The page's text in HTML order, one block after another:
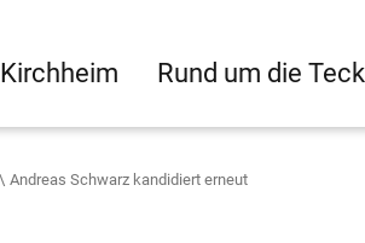
Kirchheim Rund um die Teck
Andreas Schwarz kandidiert erneut